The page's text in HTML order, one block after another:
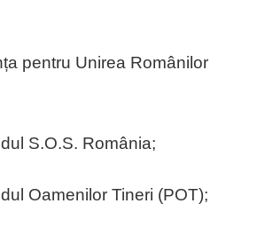
pentru Unirea Românilor
S.O.S. România;
Oamenilor Tineri (POT);